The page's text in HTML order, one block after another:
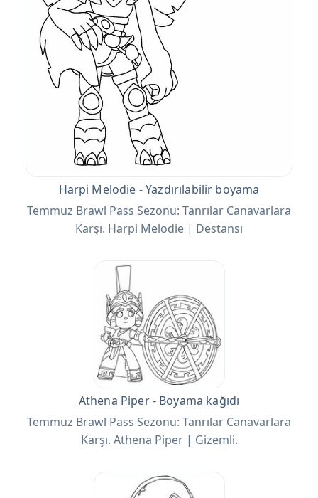
Harpi Melodie - Yazdırılabilir boyama
Temmuz Brawl Pass Sezonu: Tanrılar Canavarlara
Karşı. Harpi Melodie | Destansı
Athena Piper - Boyama kağıdı
Temmuz Brawl Pass Sezonu: Tanrılar Canavarlara
Karşı. Athena Piper | Gizemli.